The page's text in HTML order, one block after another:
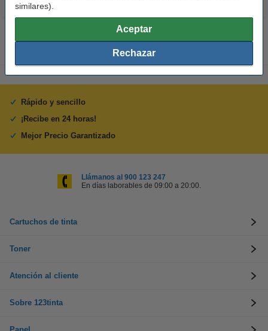
similares).
Aceptar
Rechazar
Rápido y sencillo
¡Recibe en 24 horas!
Mejor Precio Garantizado
Llámanos al 900 123 247
En días laborables de 09:00 a 20:00.
Cartuchos de tinta
Toner
Atención al cliente
Sobre 123tinta